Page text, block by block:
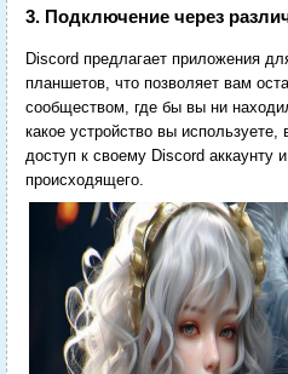
3. Подключение через
Discord предлагает приложения
планшетов, что позволяет вам
сообществом, где бы вы ни
какое устройство вы используете,
доступ к своему Discord аккаунту
происходящего.